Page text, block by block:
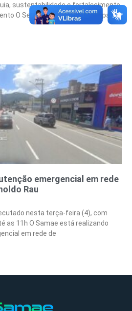
sustentabilidade e fortalecimento
O Serviço Autônomo Municipal de
emergencial em rede
Rau
nesta terça-feira (4), com
as 11h O Samae está realizando
em rede de